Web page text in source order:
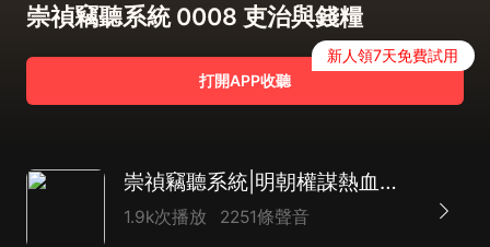
崇禎竊聽系統 0008 吏治與錢糧
打開APP收聽
新人領7天免費試用
崇禎竊聽系統|明朝權謀熱血種田|起點爆款|精品多播
1.9k次播放 2251條聲音